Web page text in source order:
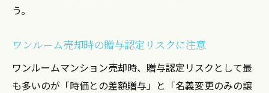
う。
ワンルーム売却時の贈与認定リスクに注意
ワンルームマンション売却時、贈与認定リスクとして最
も多いのが「時価との差額贈与」と「名義変更のみの譲